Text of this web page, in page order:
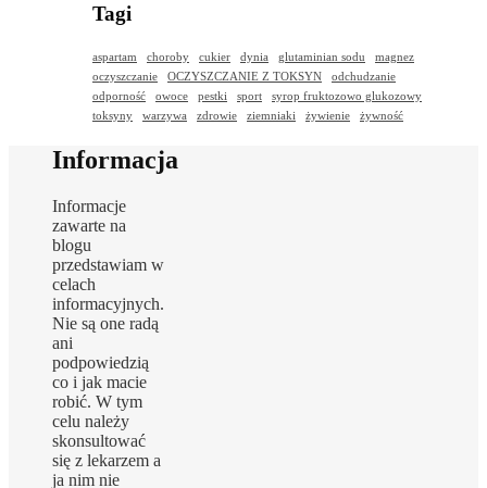
Tagi
aspartam choroby cukier dynia glutaminian sodu
magnez
oczyszczanie
OCZYSZCZANIE Z TOKSYN
odchudzanie
odporność
owoce pestki sport
syrop fruktozowo glukozowy
toksyny
warzywa zdrowie ziemniaki żywienie żywność
Informacja
Informacje
zawarte na
blogu
przedstawiam w
celach
informacyjnych.
Nie są one radą
ani
podpowiedzią
co i jak macie
robić. W tym
celu należy
skonsultować
się z lekarzem a
ja nim nie